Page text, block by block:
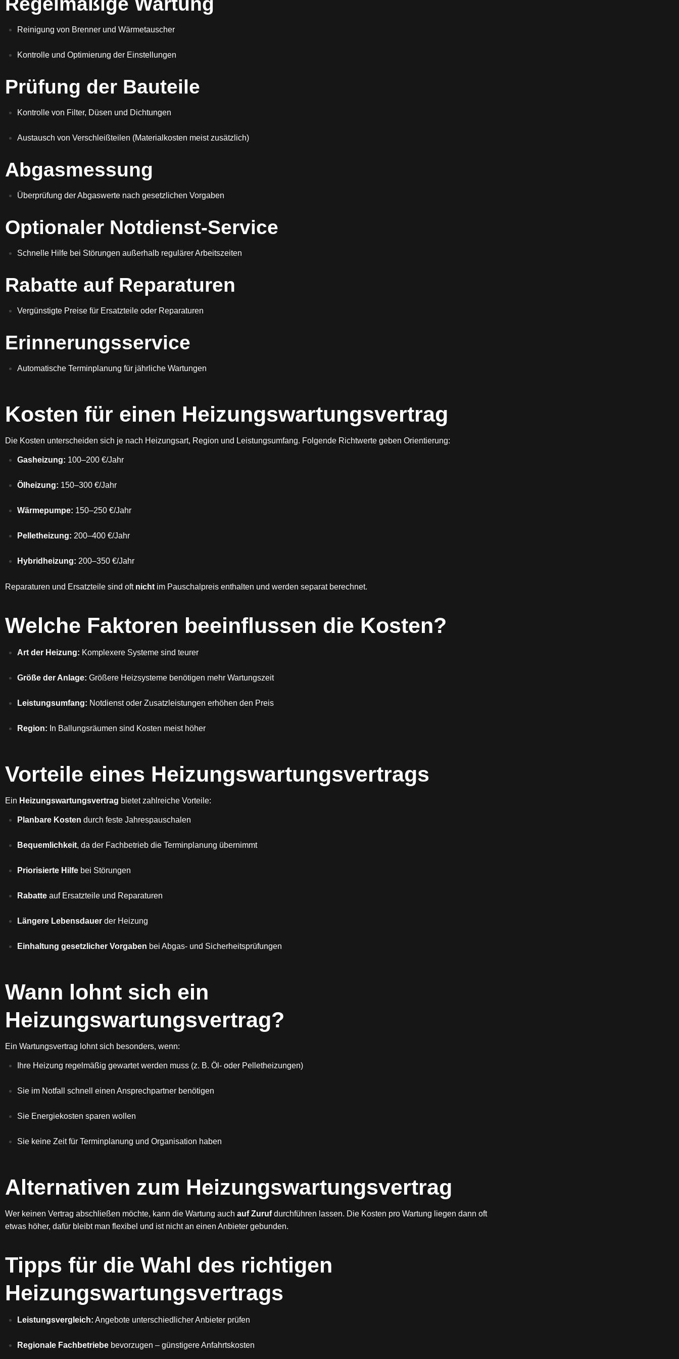
Reinigung von Brenner und Wärmetauscher
Kontrolle und Optimierung der Einstellungen
Prüfung der Bauteile
Kontrolle von Filter, Düsen und Dichtungen
Austausch von Verschleißteilen (Materialkosten meist zusätzlich)
Abgasmessung
Überprüfung der Abgaswerte nach gesetzlichen Vorgaben
Optionaler Notdienst-Service
Schnelle Hilfe bei Störungen außerhalb regulärer Arbeitszeiten
Rabatte auf Reparaturen
Vergünstigte Preise für Ersatzteile oder Reparaturen
Erinnerungsservice
Automatische Terminplanung für jährliche Wartungen
Kosten für einen Heizungswartungsvertrag
Die Kosten unterscheiden sich je nach Heizungsart, Region und Leistungsumfang. Folgende Richtwerte geben Orientierung:
Gasheizung: 100–200 €/Jahr
Ölheizung: 150–300 €/Jahr
Wärmepumpe: 150–250 €/Jahr
Pelletheizung: 200–400 €/Jahr
Hybridheizung: 200–350 €/Jahr
Reparaturen und Ersatzteile sind oft nicht im Pauschalpreis enthalten und werden separat berechnet.
Welche Faktoren beeinflussen die Kosten?
Art der Heizung: Komplexere Systeme sind teurer
Größe der Anlage: Größere Heizsysteme benötigen mehr Wartungszeit
Leistungsumfang: Notdienst oder Zusatzleistungen erhöhen den Preis
Region: In Ballungsräumen sind Kosten meist höher
Vorteile eines Heizungswartungsvertrags
Ein Heizungswartungsvertrag bietet zahlreiche Vorteile:
Planbare Kosten durch feste Jahrespauschalen
Bequemlichkeit, da der Fachbetrieb die Terminplanung übernimmt
Priorisierte Hilfe bei Störungen
Rabatte auf Ersatzteile und Reparaturen
Längere Lebensdauer der Heizung
Einhaltung gesetzlicher Vorgaben bei Abgas- und Sicherheitsprüfungen
Wann lohnt sich ein
Heizungswartungsvertrag?
Ein Wartungsvertrag lohnt sich besonders, wenn:
Ihre Heizung regelmäßig gewartet werden muss (z. B. Öl- oder Pelletheizungen)
Sie im Notfall schnell einen Ansprechpartner benötigen
Sie Energiekosten sparen wollen
Sie keine Zeit für Terminplanung und Organisation haben
Alternativen zum Heizungswartungsvertrag
Wer keinen Vertrag abschließen möchte, kann die Wartung auch auf Zurufdurchführen lassen. Die Kosten pro Wartung liegen dann oft
etwas höher, dafür bleibt man flexibel und ist nicht an einen Anbieter gebunden.
Tipps für die Wahl des richtigen
Heizungswartungsvertrags
Leistungsvergleich: Angebote unterschiedlicher Anbieter prüfen
Regionale Fachbetriebe bevorzugen – günstigere Anfahrtskosten